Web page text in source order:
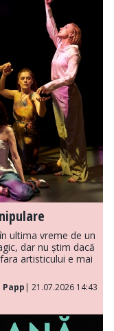
ultima vreme de un
dar nu știm dacă
artisticului e mai
Papp | 21.07.2026 14:43